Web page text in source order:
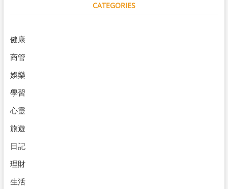
CATEGORIES
健康
商管
娛樂
學習
心靈
旅遊
日記
理財
生活